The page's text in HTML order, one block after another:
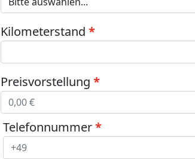
Kilometerstand
Preisvorstellung
Telefonnummer